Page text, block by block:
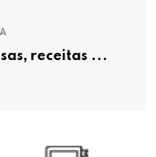
receitas ...